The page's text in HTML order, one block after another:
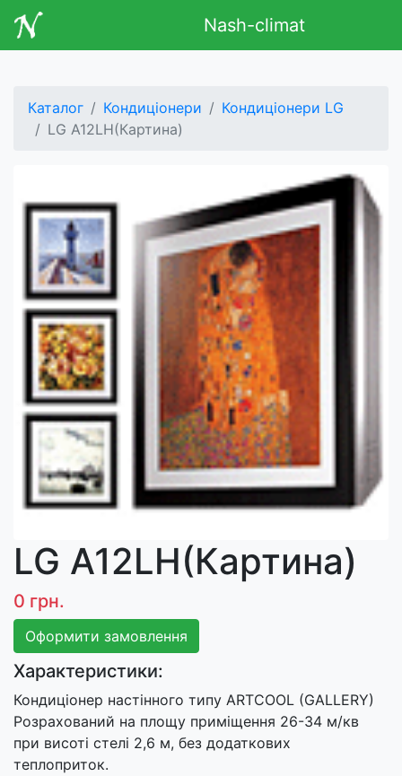
Nash-climat
Каталог Кондиціонери
Кондиціонери LG
LG A12LH(Картина)
LG A12LH(Картина)
0 грн.
Оформити замовлення
Характеристики:
Кондиціонер настінного типу ARTCOOL (GALLERY)
Розрахований на площу приміщення 26-34 м/кв
при висоті стелі 2,6 м, без додаткових
теплоприток.